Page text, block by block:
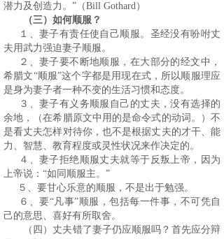
潜力及创造力。”（Bill Gothard）
（三）如何顺服？
１、妻子有责任使自己顺服。圣经没有吩咐丈
夫用武力强迫妻子顺服。
２、妻子要不断地顺服，在大部分的经文中，
希腊文“顺服”这个字都是用现在式，所以顺服理应
是身为妻子者一种不变的生活习惯和态度。
３、妻子有义务顺服自己的丈夫，没有选择的
余地，（在希腊原文中用的是命令式的动词。）不
是看丈夫怎样对待你，也不是根据丈夫的才干、能
力、智慧、教育程度或灵性状况来作决定的。
４、妻子拒绝顺服丈夫就等于反叛上帝，因为
上帝说：“如同顺服主。”
５、要甘心乐意的顺服，不是出于勉强。
６、要“凡事”顺服，包括每一件事，不可凭自
己的意思、喜好有所取舍。
（四）丈夫错了妻子仍应顺服吗？首先应分辩